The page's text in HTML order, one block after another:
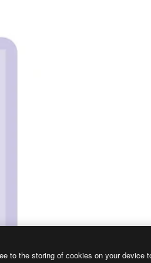
to the storing of cookies on your device